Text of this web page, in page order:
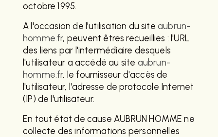
octobre 1995.
A l'occasion de l'utilisation du site aubrun-
homme.fr, peuvent êtres recueillies : l'URL
des liens par l'intermédiaire desquels
l'utilisateur a accédé au site aubrun-
homme.fr, le fournisseur d'accès de
l'utilisateur, l'adresse de protocole Internet
(IP) de l'utilisateur.
En tout état de cause AUBRUN HOMME ne
collecte des informations personnelles